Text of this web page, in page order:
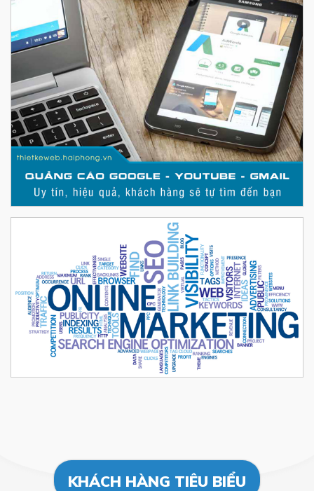
KHÁCH HÀNG TIÊU BIỂU